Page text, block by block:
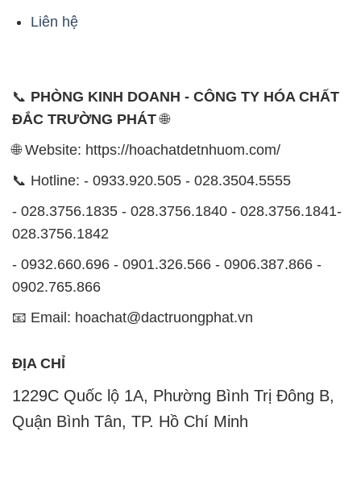
Liên hệ
📞 PHÒNG KINH DOANH - CÔNG TY HÓA CHẤT
ĐẮC TRƯỜNG PHÁT🌐
🌐 Website: https://hoachatdetnhuom.com/
📞 Hotline: - 0933.920.505 - 028.3504.5555
- 028.3756.1835 - 028.3756.1840 - 028.3756.1841-
028.3756.1842
- 0932.660.696 - 0901.326.566 - 0906.387.866 -
0902.765.866
📧 Email: hoachat@dactruongphat.vn
ĐỊA CHỈ
1229C Quốc lộ 1A, Phường Bình Trị Đông B,
Quận Bình Tân, TP. Hồ Chí Minh